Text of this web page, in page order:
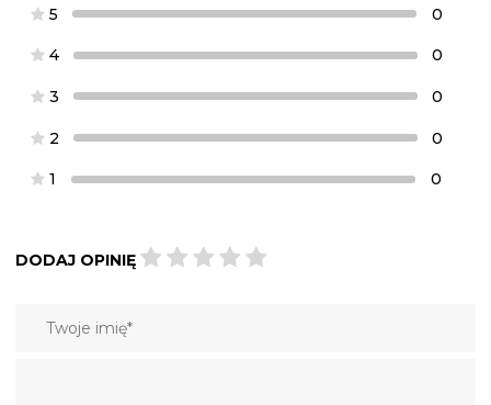
5 0
4 0
3 0
2 0
1 0
DODAJ OPINIĘ